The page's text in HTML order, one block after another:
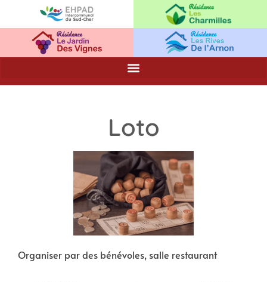
Loto
Organiser par des bénévoles, salle restaurant